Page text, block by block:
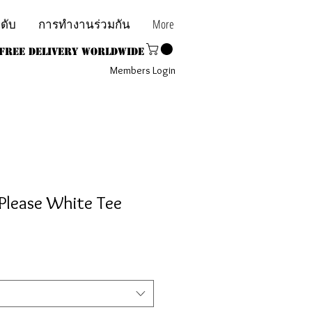
บ การทำงานร่วมกัน More
Delivery Worldwide
Members Login
White Tee